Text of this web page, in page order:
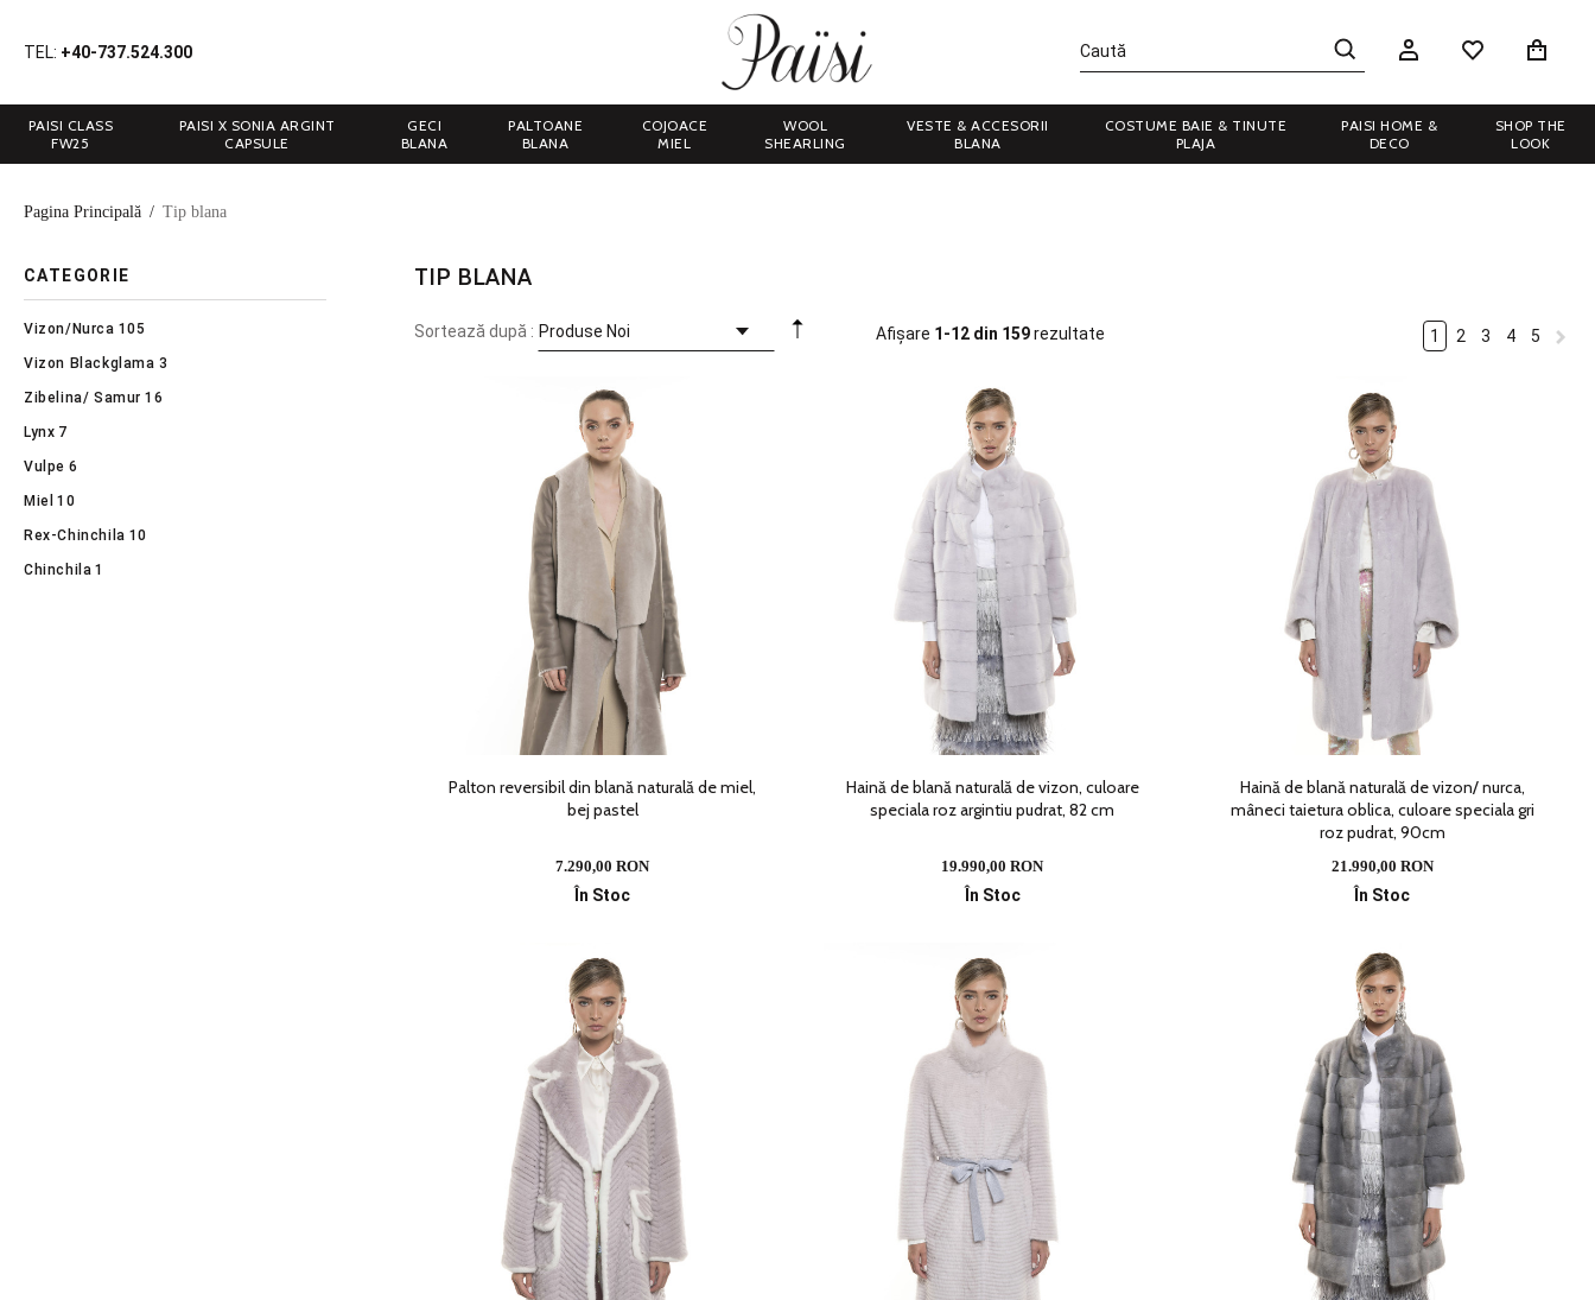
TEL: +40-737.524.300
PAISI CLASS
FW25
PAISI X SONIA ARGINT
CAPSULE
GECI
BLANA
PALTOANE
BLANA
COJOACE
MIEL
WOOL
SHEARLING
VESTE & ACCESORII
BLANA
COSTUME BAIE & TINUTE
PLAJA
PAISI HOME &
DECO
SHOP THE
LOOK
Pagina Principală / Tip blana
CATEGORIE
Vizon/Nurca 105
Vizon Blackglama 3
Zibelina/ Samur 16
Lynx 7
Vulpe 6
Miel 10
Rex-Chinchila 10
Chinchila 1
TIP BLANA
1 2 3 4 5
Sortează după : Afișare 1-12 din 159rezultate
Palton reversibil din blană naturală de miel,
bej pastel
7.290,00 RON
În Stoc
Haină de blană naturală de vizon, culoare
speciala roz argintiu pudrat, 82 cm
19.990,00 RON
În Stoc
Haină de blană naturală de vizon/ nurca,
mâneci taietura oblica, culoare speciala gri
roz pudrat, 90cm
21.990,00 RON
În Stoc